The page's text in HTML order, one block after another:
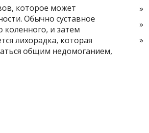
которое может
Обычно суставное
коленного, и затем
лихорадка, которая
общим недомоганием,